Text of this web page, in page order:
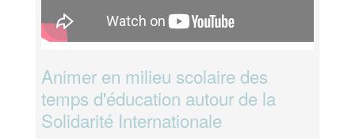
Animer en milieu scolaire des
temps d'éducation autour de la
Solidarité Internationale